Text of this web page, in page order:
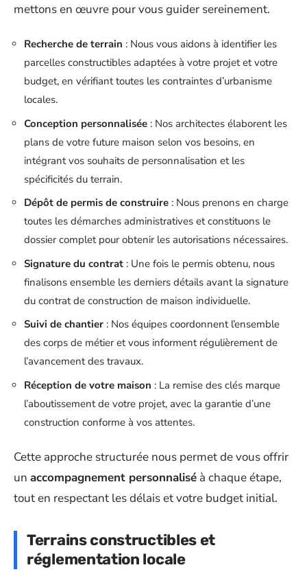
mettons en œuvre pour vous guider sereinement.
Recherche de terrain : Nous vous aidons à identifier les
parcelles constructibles adaptées à votre projet et votre
budget, en vérifiant toutes les contraintes d’urbanisme
locales.
Conception personnalisée : Nos architectes élaborent les
plans de votre future maison selon vos besoins, en
intégrant vos souhaits de personnalisation et les
spécificités du terrain.
Dépôt de permis de construire : Nous prenons en charge
toutes les démarches administratives et constituons le
dossier complet pour obtenir les autorisations nécessaires.
Signature du contrat : Une fois le permis obtenu, nous
finalisons ensemble les derniers détails avant la signature
du contrat de construction de maison individuelle.
Suivi de chantier : Nos équipes coordonnent l’ensemble
des corps de métier et vous informent régulièrement de
l’avancement des travaux.
Réception de votre maison : La remise des clés marque
l’aboutissement de votre projet, avec la garantie d’une
construction conforme à vos attentes.
Cette approche structurée nous permet de vous offrir
un accompagnement personnalisé à chaque étape,
tout en respectant les délais et votre budget initial.
Terrains constructibles et
réglementation locale